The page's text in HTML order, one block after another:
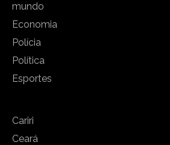
mundo
Economia
Polícia
Política
Esportes
Cariri
Ceará